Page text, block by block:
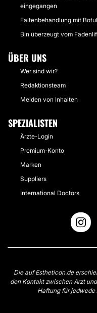
eingegangen
Faltenbehandlung mit
Bin überzeugt vom
ÜBER UNS
Wer sind wir?
Redaktionsteam
Melden von Inhalten
SPEZIALISTEN
Ärzte-Login
Premium-Konto
Marken
Suppliers
International Doctors
Die auf Estheticon.de
den Kontakt zwischen Arzt
Haftung für jedwede